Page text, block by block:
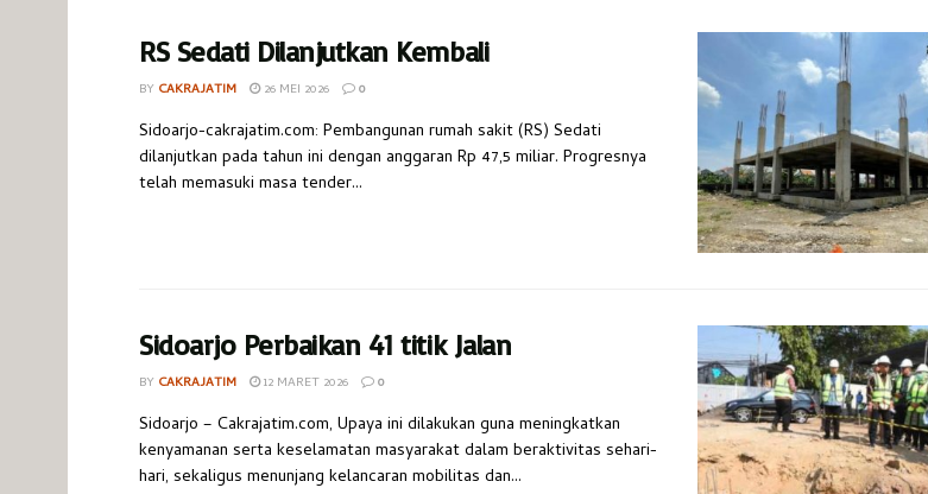
RS Sedati Dilanjutkan Kembali
BY CAKRAJATIM 26 MEI 2026 0
Sidoarjo-cakrajatim.com: Pembangunan rumah sakit (RS) Sedati
dilanjutkan pada tahun ini dengan anggaran Rp 47,5 miliar. Progresnya
telah memasuki masa tender...
Sidoarjo Perbaikan 41 titik Jalan
BY CAKRAJATIM 12 MARET 2026 0
Sidoarjo – Cakrajatim.com, Upaya ini dilakukan guna meningkatkan
kenyamanan serta keselamatan masyarakat dalam beraktivitas sehari-
hari, sekaligus menunjang kelancaran mobilitas dan...